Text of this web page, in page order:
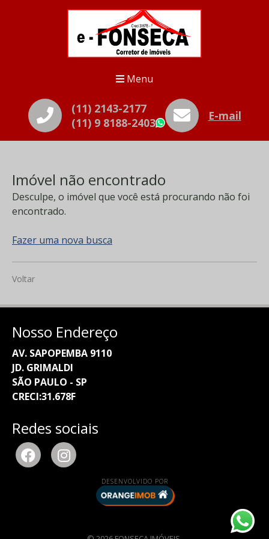
Menu
(11) 2143-2177
(11) 9 8188-2403
WhatsApp
E-mail
Imóvel não encontrado
Desculpe, o imóvel que você está procurando não foi
encontrado.
Fazer uma nova busca
Voltar
Nosso Endereço
AV. SAPOPEMBA 9110
JD. GRIMALDI
SÃO PAULO - SP
CRECI:31.678F
Redes sociais
DESENVOLVIDO POR